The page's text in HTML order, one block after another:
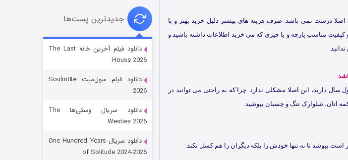
درست نمی باشد. صرف هزینه های بیشتر دلیل خرید بهتر و با
مناسب پارچه و یا چیزی که می خرید اطلاعات داشته باشید و
دارید، این اصلا مشکلی ندارد. چرا که به راحتی می توانید در
اتان، شلوارک تنگ و چسبان بپوشید.
بپوشد تا نه تنها خودش را بلکه دیگران را هم کسل نکند.
قسمت
جدیدترین پست‌ها
دانلود فیلم آخرین خانه The Last
House 2026
دانلود فیلم سول‌میت Soulm8te
2026
دانلود سریال وستی‌ها The
Westies 2026
دانلود سریال One Hundred Years
of Solitude 2024-2026